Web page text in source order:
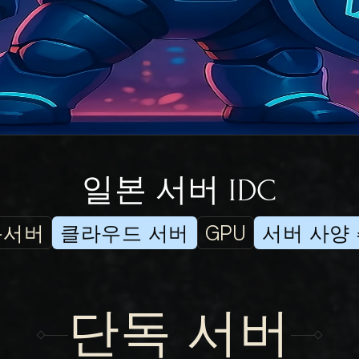
일본 서버 IDC
버 클라우드 서버 GPU 서버 사양
단독 서버